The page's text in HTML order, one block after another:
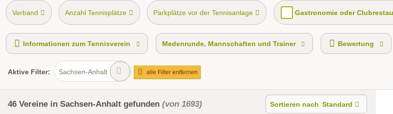
Verband Anzahl Tennisplätze Parkplätze vor der Tennisanlage Gastronomie oder
Tennis-Schnupperkurs Medenrunde spielen wir. Mannschaften gemeldet für dieses Jahr
Informationen zum Tennisverein Medenrunde, Mannschaften und Trainer Bewertung
Aktive Filter: Sachsen-Anhalt alle Filter entfernen
46 Vereine in Sachsen-Anhalt gefunden (von 1693) Sortieren nach Standard